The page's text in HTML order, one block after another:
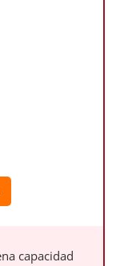
capacidad